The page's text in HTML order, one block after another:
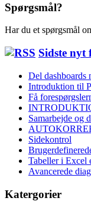
Spørgsmål?
Har du et spørgsmål
Sidste nyt
Del dashboards
Introduktion til
Få
Samarbejde og
Sidekontrol
Tabeller i Excel
Avancerede
Katergorier